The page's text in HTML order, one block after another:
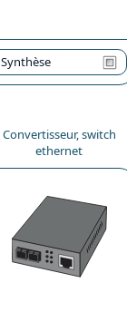
Synthèse
Convertisseur, switch
ethernet